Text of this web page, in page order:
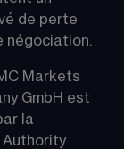
de perte
négociation.
Markets
GmbH est
la
Authority